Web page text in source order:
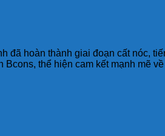
đã hoàn thành giai đoạn cất nóc,
thể hiện cam kết mạnh mẽ